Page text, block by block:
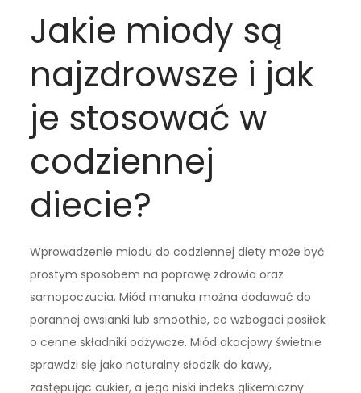
Jakie miody są
najzdrowsze i jak
je stosować w
codziennej
diecie?
Wprowadzenie miodu do codziennej diety może być
prostym sposobem na poprawę zdrowia oraz
samopoczucia. Miód manuka można dodawać do
porannej owsianki lub smoothie, co wzbogaci posiłek
o cenne składniki odżywcze. Miód akacjowy świetnie
sprawdzi się jako naturalny słodzik do kawy,
zastępując cukier, a jego niski indeks glikemiczny